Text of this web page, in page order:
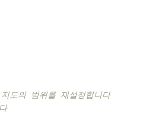
도의 범위를 재설정합니다